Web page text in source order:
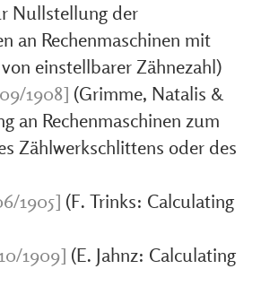
Nullstellung der
an Rechenmaschinen mit
einstellbarer Zähnezahl)
1908] (Grimme, Natalis &
an Rechenmaschinen zum
Zählwerkschlittens oder des
1905] (F. Trinks: Calculating
1909] (E. Jahnz: Calculating